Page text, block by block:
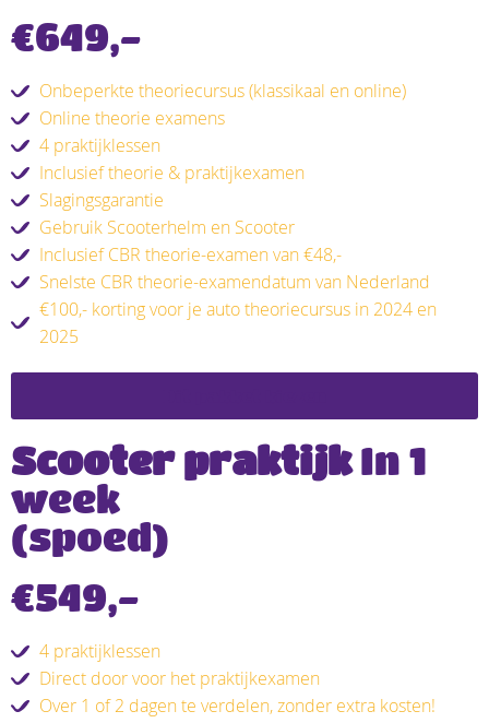
€649,-
Onbeperkte theoriecursus (klassikaal en online)
Online theorie examens
4 praktijklessen
Inclusief theorie & praktijkexamen
Slagingsgarantie
Gebruik Scooterhelm en Scooter
Inclusief CBR theorie-examen van €48,-
Snelste CBR theorie-examendatum van Nederland
€100,- korting voor je auto theoriecursus in 2024 en
2025
Scooter praktijkIn 1
week
(spoed)
€549,-
4 praktijklessen
Direct door voor het praktijkexamen
Over 1 of 2 dagen te verdelen, zonder extra kosten!